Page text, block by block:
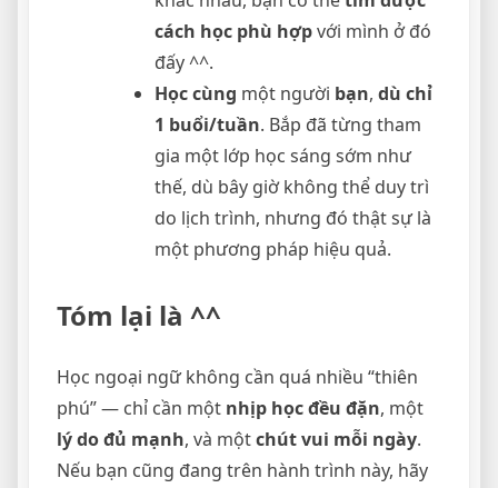
cách học phù hợpvới mình ở đó
đấy ^^.
Học cùng một người bạn, dù chỉ
1 buổi/tuần. Bắp đã từng tham
gia một lớp học sáng sớm như
thế, dù bây giờ không thể duy trì
do lịch trình, nhưng đó thật sự là
một phương pháp hiệu quả.
Tóm lại là ^^
Học ngoại ngữ không cần quá nhiều “thiên
phú” — chỉ cần một nhịp học đều đặn, một
lý do đủ mạnh, và mộtchút vui mỗi ngày.
Nếu bạn cũng đang trên hành trình này, hãy